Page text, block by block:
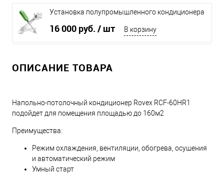
Установка полупромышленного кондиционера
16 000 руб. / шт В корзину
ОПИСАНИЕ ТОВАРА
Напольно-потолочный кондиционер Rovex RCF-60HR1
подойдет для помещения площадью до 160м2
Преимущества:
Режим охлаждения, вентиляции, обогрева, осушения
и автоматический режим
Умный старт